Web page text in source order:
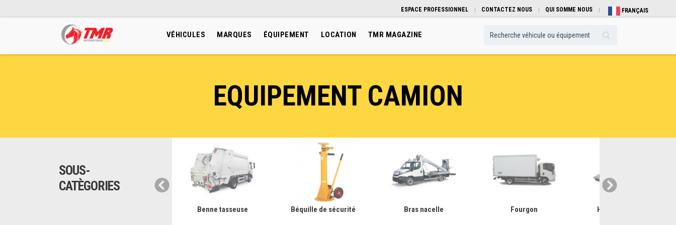
ESPACE PROFESSIONNEL CONTACTEZ NOUS QUI SOMME NOUS FRANÇAIS
VÉHICULES MARQUES ÉQUIPEMENT LOCATION TMR MAGAZINE
EQUIPEMENT CAMION
SOUS-
CATÈGORIES
Benne tasseuse Béquille de sécurité Bras nacelle Fourgon Hayons élévateur